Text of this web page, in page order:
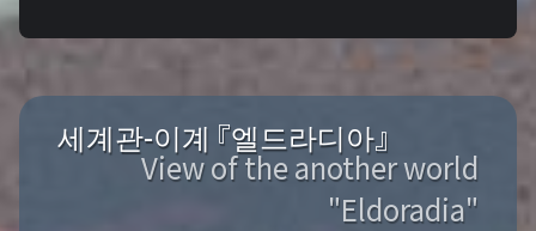
세계관-이계 『엘드라디아』
View of the another world
"Eldoradia"